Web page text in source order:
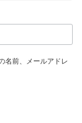
名前、メールアドレ